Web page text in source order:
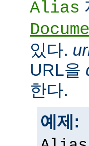
Alias
있다.
URL을
한다.
예제: